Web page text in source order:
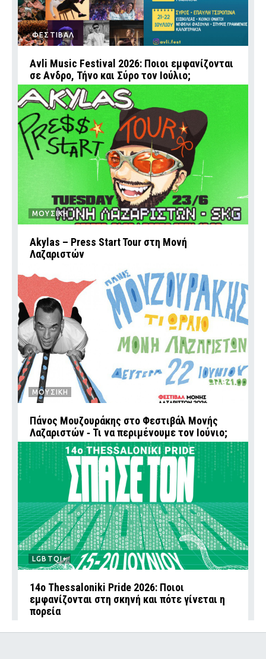
ΦΕΣΤΙΒΑΛ
Avli Music Festival 2026: Ποιοι εμφανίζονται
σε Ανδρο, Τήνο και Σύρο τον Ιούλιο;
ΜΟΥΣΙΚΗ
Akylas – Press Start Tour στη Μονή
Λαζαριστών
ΜΟΥΣΙΚΗ
Πάνος Μουζουράκης στο Φεστιβάλ Μονής
Λαζαριστών ‑ Τι να περιμένουμε τον Ιούνιο;
LGBTQI+
14ο Thessaloniki Pride 2026: Ποιοι
εμφανίζονται στη σκηνή και πότε γίνεται η
πορεία